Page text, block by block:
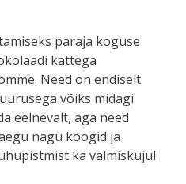
paraja koguse
kattega
Need on endiselt
võiks midagi
eelnevalt, aga need
nagu koogid ja
ka valmiskujul